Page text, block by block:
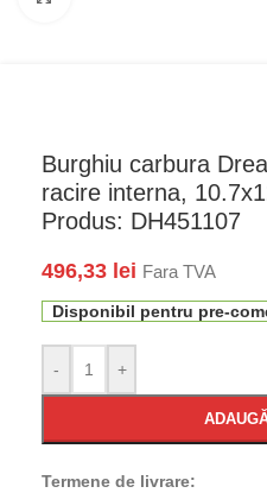
Burghiu carbura
racire interna,
Produs: DH451107
496,33 lei Fara TVA
Disponibil pentru pre-
- +
Termene de livrare: